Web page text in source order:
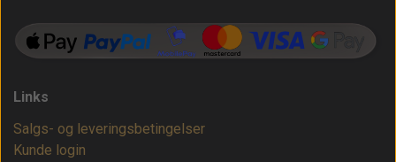
Links
Salgs- og leveringsbetingelser
Kunde login